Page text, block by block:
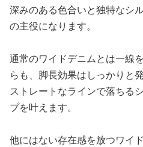
深みのある色合いと独特なシ
の主役になります。
通常のワイドデニムとは一線
らも、脚長効果はしっかりと発
ストレートなラインで落ちる
プを叶えます。
他にはない存在感を放つワイ